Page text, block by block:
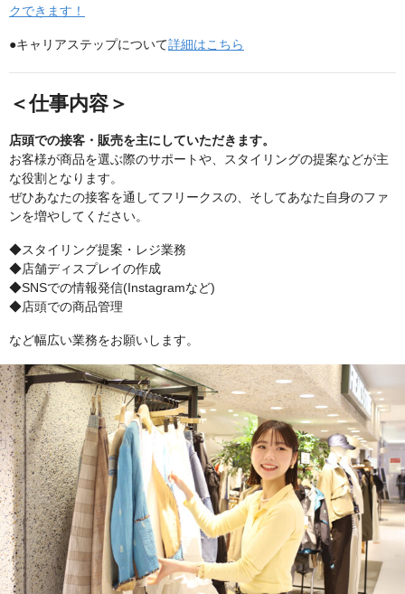
クできます！
●キャリアステップについて詳細はこちら
＜仕事内容＞
店頭での接客・販売を主にしていただきます。
お客様が商品を選ぶ際のサポートや、スタイリングの提案などが主
な役割となります。
ぜひあなたの接客を通してフリークスの、そしてあなた自身のファ
ンを増やしてください。
◆スタイリング提案・レジ業務
◆店舗ディスプレイの作成
◆SNSでの情報発信(Instagramなど)
◆店頭での商品管理
など幅広い業務をお願いします。